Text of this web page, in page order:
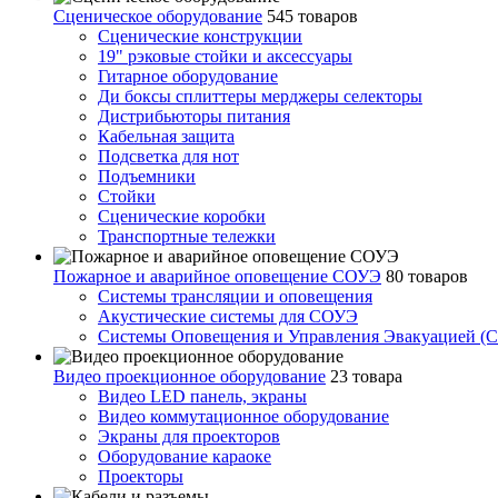
Сценическое оборудование 545 товаров
Сценические конструкции
19" рэковые стойки и аксесcуары
Гитарное оборудование
Ди боксы сплиттеры мерджеры селекторы
Дистрибьюторы питания
Кабельная защита
Подсветка для нот
Подъемники
Стойки
Сценические коробки
Транспортные тележки
Пожарное и аварийное оповещение СОУЭ 80 товаров
Cистемы трансляции и оповещения
Акустические системы для СОУЭ
Системы Оповещения и Управления Эвакуацией
Видео проекционное оборудование 23 товара
Видео LED панель, экраны
Видео коммутационное оборудование
Экраны для проекторов
Оборудование караоке
Проекторы